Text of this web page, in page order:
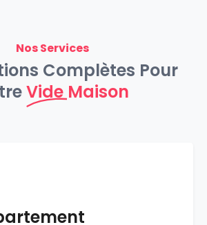
Nos Services
Complètes Pour
Vide Maison